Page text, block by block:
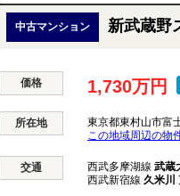
中古マンション 新武蔵野
価格 1,730万円
所在地 東京都東村山市富
この地域周辺の物
交通 西武多摩湖線 武蔵
西武新宿線 久米川